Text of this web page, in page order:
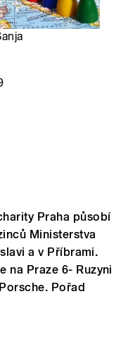
Praha působí
Ministerstva
a v Příbrami.
na Praze 6- Ruzyni
Pořad